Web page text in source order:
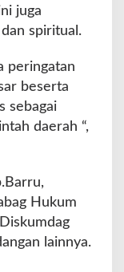
juga
spiritual.
peringatan
beserta
sebagai
daerah “,
Hukum
lainnya.